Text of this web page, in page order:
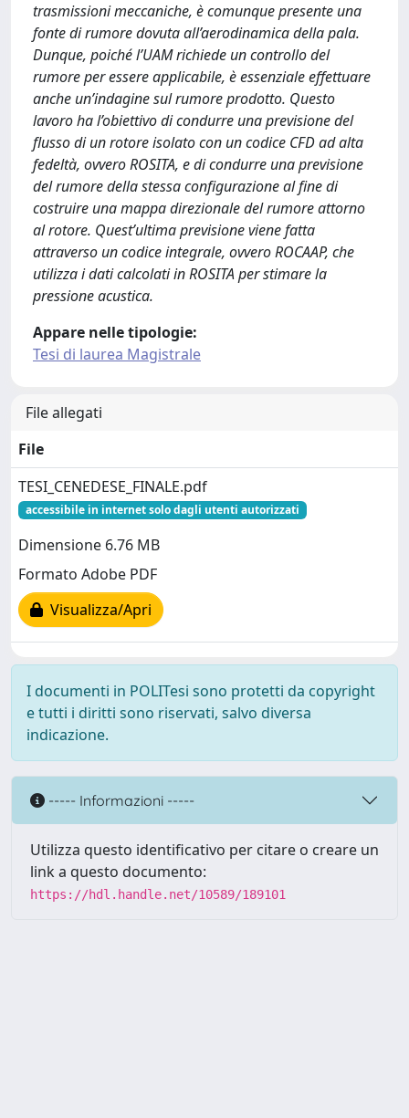
trasmissioni meccaniche, è comunque presente una
fonte di rumore dovuta all’aerodinamica della pala.
Dunque, poiché l’UAM richiede un controllo del
rumore per essere applicabile, è essenziale effettuare
anche un’indagine sul rumore prodotto. Questo
lavoro ha l’obiettivo di condurre una previsione del
flusso di un rotore isolato con un codice CFD ad alta
fedeltà, ovvero ROSITA, e di condurre una previsione
del rumore della stessa configurazione al fine di
costruire una mappa direzionale del rumore attorno
al rotore. Quest’ultima previsione viene fatta
attraverso un codice integrale, ovvero ROCAAP, che
utilizza i dati calcolati in ROSITA per stimare la
pressione acustica.
Appare nelle tipologie:
Tesi di laurea Magistrale
File allegati
File
TESI_CENEDESE_FINALE.pdf
accessibile in internet solo dagli utenti autorizzati
Dimensione 6.76 MB
Formato Adobe PDF
Visualizza/Apri
I documenti in POLITesi sono protetti da copyright
e tutti i diritti sono riservati, salvo diversa
indicazione.
----- Informazioni -----
Utilizza questo identificativo per citare o creare un
link a questo documento:
https://hdl.handle.net/10589/189101